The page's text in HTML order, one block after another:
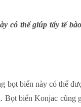
có thể giúp tẩy tế
biển này có thể
biển Konjac